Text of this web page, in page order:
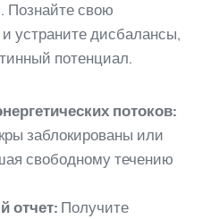
Познайте свою
и устраните дисбалансы,
потенциал.
потоков:
заблокированы или
свободному течению
отчет: Получите